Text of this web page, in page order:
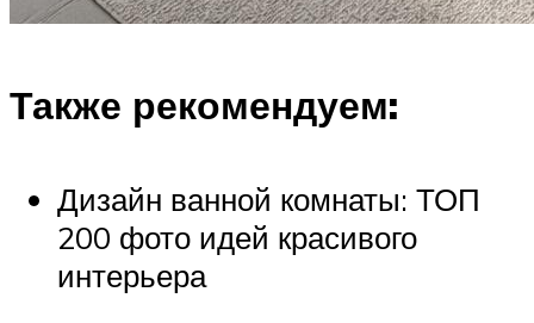
Также рекомендуем:
Дизайн ванной комнаты: ТОП
200 фото идей красивого
интерьера